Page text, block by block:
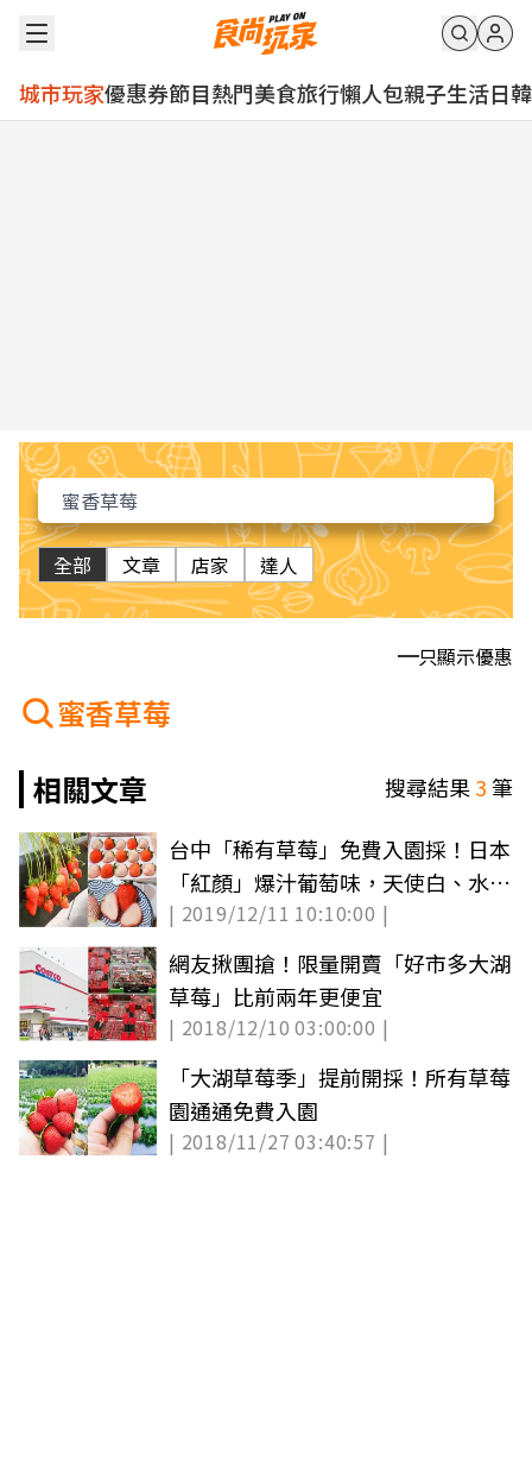
城市玩家優惠券節目熱門美食旅行懶人包親子生活日韓
全部 文章 店家 達人
只顯示優惠
蜜香草莓
相關文章
搜尋結果3筆
台中「稀有草莓」免費入園採！日本
「紅顏」爆汁葡萄味，天使白、水蜜
桃草莓接力熟
| 2019/12/11 10:10:00 |
網友揪團搶！限量開賣「好市多大湖
草莓」比前兩年更便宜
| 2018/12/10 03:00:00 |
「大湖草莓季」提前開採！所有草莓
園通通免費入園
| 2018/11/27 03:40:57 |